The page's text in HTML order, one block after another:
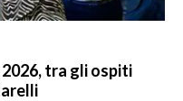
tra gli ospiti